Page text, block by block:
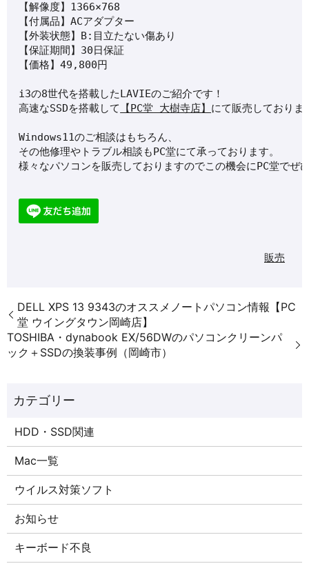
【解像度】1366×768
【付属品】ACアダプター
【外装状態】B:目立たない傷あり
【保証期間】30日保証
【価格】49,800円
i3の8世代を搭載したLAVIEのご紹介です！
高速なSSDを搭載して
【PC堂 大樹寺店】 にて販売しておりま
Windows11のご相談はもちろん、
その他修理やトラブル相談もPC堂にて承っております。
様々なパソコンを販売しておりますのでこの機会にPC堂でぜ
販売
DELL XPS 13 9343のオススメノートパソコン情報【PC
堂 ウイングタウン岡崎店】
TOSHIBA・dynabook EX/56DWのパソコンクリーンパ
ック＋SSDの換装事例（岡崎市）
HDD・SSD関連
Mac一覧
ウイルス対策ソフト
お知らせ
キーボード不良